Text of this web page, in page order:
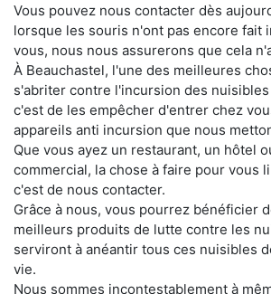
Vous pouvez nous contacter dès
lorsque les souris n'ont pas encore fait
vous, nous nous assurerons que cela
À Beauchastel, l'une des meilleures
s'abriter contre l'incursion des
c'est de les empêcher d'entrer chez
appareils anti incursion que nous
Que vous ayez un restaurant, un hôtel
commercial, la chose à faire pour vous
c'est de nous contacter.
Grâce à nous, vous pourrez bénéficier
meilleurs produits de lutte contre les
serviront à anéantir tous ces nuisibles
vie.
Nous sommes incontestablement à